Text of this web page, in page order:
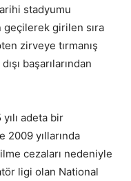
stadyumu
girilen sıra
zirveye tırmanış
başarılarından
adeta bir
yıllarında
cezaları nedeniyle
ligi olan National